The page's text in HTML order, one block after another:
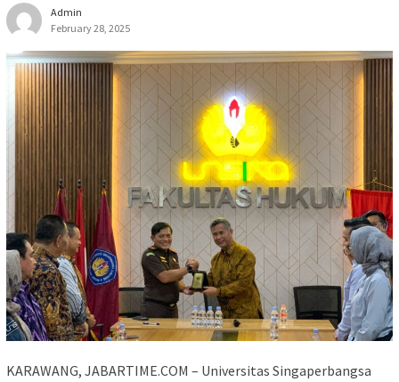
Admin
February 28, 2025
KARAWANG, JABARTIME.COM – Universitas Singaperbangsa